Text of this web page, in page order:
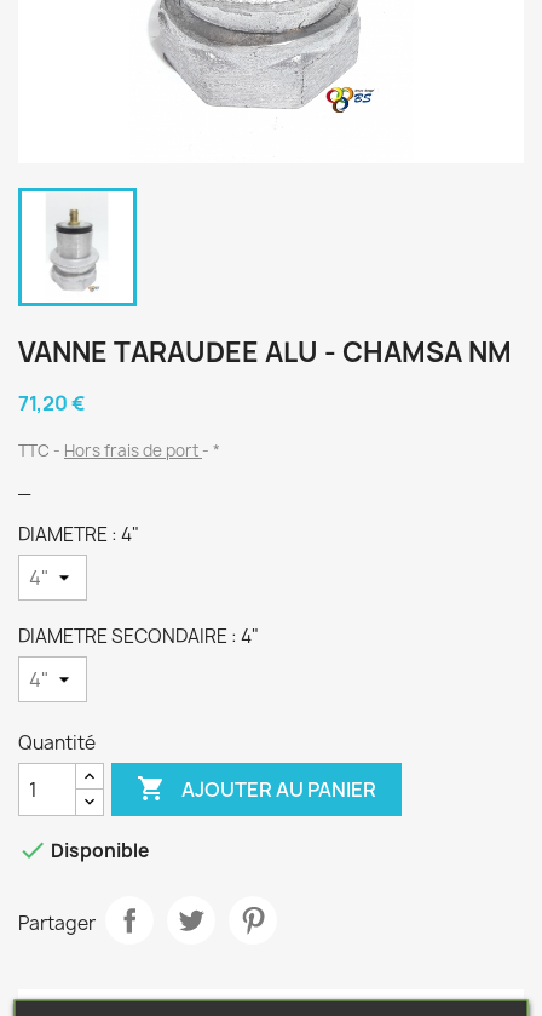
VANNE TARAUDEE ALU - CHAMSA NM
71,20 €
TTC Hors frais de port *
DIAMETRE : 4"
DIAMETRE SECONDAIRE : 4"
Quantité
 AJOUTER AU PANIER
 Disponible
Partager